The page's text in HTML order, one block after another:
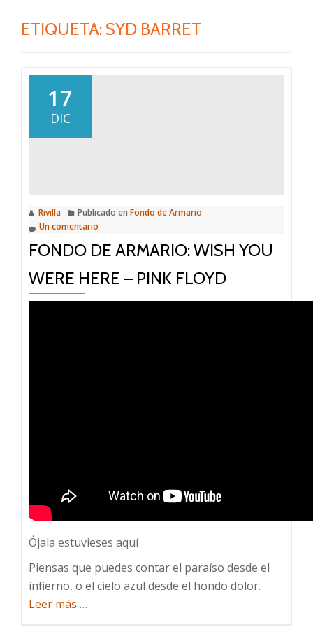
ETIQUETA: SYD BARRET
17
DIC
Rivilla Publicado en Fondo de Armario
Un comentario
FONDO DE ARMARIO: WISH YOU
WERE HERE – PINK FLOYD
Ójala estuvieses aquí
Piensas que puedes contar el paraíso desde el
infierno, o el cielo azul desde el hondo dolor.
Leer más acerca
…